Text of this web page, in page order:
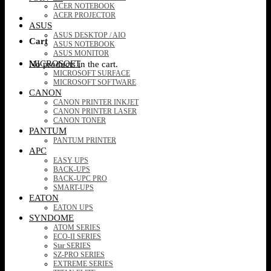
Cart
No products in the cart.
ACER NOTEBOOK
ACER PROJECTOR
ASUS
ASUS DESKTOP / AIO
ASUS NOTEBOOK
ASUS MONITOR
MICROSOFT
MICROSOFT SURFACE
MICROSOFT SOFTWARE
CANON
CANON PRINTER INKJET
CANON PRINTER LASER
CANON TONER
PANTUM
PANTUM PRINTER
APC
EASY UPS
BACK-UPS
BACK-UPC PRO
SMART-UPS
EATON
EATON UPS
SYNDOME
ATOM SERIES
ECO-II SERIES
Star SERIES
SZ-PRO SERIES
EXTREME SERIES